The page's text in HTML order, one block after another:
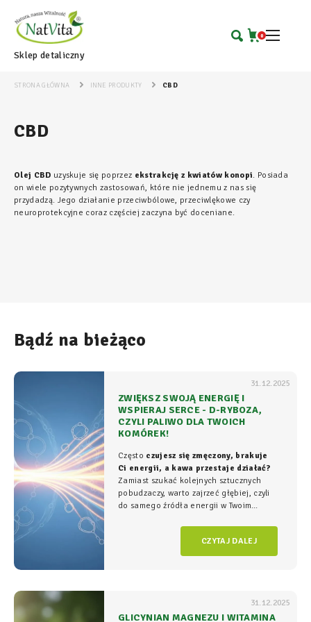
Sklep detaliczny
0
STRONA GŁÓWNA INNE PRODUKTY CBD
CBD
Olej CBD uzyskuje się poprzez ekstrakcję z kwiatów konopi. Posiada
on wiele pozytywnych zastosowań, które nie jednemu z nas się
przydadzą. Jego działanie przeciwbólowe, przeciwlękowe czy
neuroprotekcyjne coraz częściej zaczyna być doceniane.
Bądź na bieżąco
31.12.2025
ZWIĘKSZ SWOJĄ ENERGIĘ I
WSPIERAJ SERCE - D-RYBOZA,
CZYLI PALIWO DLA TWOICH
KOMÓREK!
Często czujesz się zmęczony, brakuje
Ci energii, a kawa przestaje działać?
Zamiast szukać kolejnych sztucznych
pobudzaczy, warto zajrzeć głębiej, czyli
do samego źródła energii w Twoim
komórkowym rozgrywa się cała
CZYTAJ DALEJ
31.12.2025
GLICYNIAN MAGNEZU I WITAMINA